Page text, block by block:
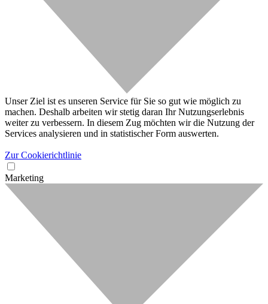
Unser Ziel ist es unseren Service für Sie so gut wie möglich zu
machen. Deshalb arbeiten wir stetig daran Ihr Nutzungserlebnis
weiter zu verbessern. In diesem Zug möchten wir die Nutzung der
Services analysieren und in statistischer Form auswerten.
Zur Cookierichtlinie
Marketing